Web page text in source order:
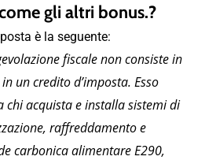
gli altri bonus.?
è la seguente:
fiscale non consiste in
un credito d’imposta. Esso
chi acquista e installa sistemi di
raffreddamento e
carbonica alimentare E290,